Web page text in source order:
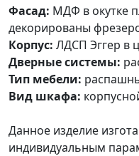
Фасад: МДФ в окутке
декорированы
Корпус: ЛДСП Эггер в
Дверные системы:
Тип мебели:
Вид шкафа:
Данное изделие
индивидуальным